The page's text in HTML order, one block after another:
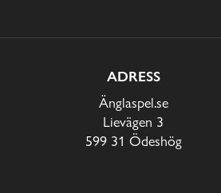
ADRESS
Änglaspel.se
Lievägen 3
599 31 Ödeshög